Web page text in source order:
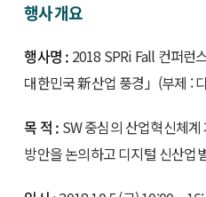
(블록체인
광주과학
교수(디지
행사 개요
행사명 : 2018 SPRi Fall 컨퍼런
대한민국 新산업 풍경」(부제 :
목 적 : SW 중심의 산업혁신체
방안을 논의하고 디지털 신산업